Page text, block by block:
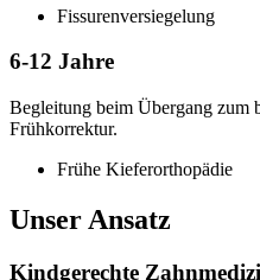
Fissurenversiegelung
6-12 Jahre
Begleitung beim Übergang zum
Frühkorrektur.
Frühe Kieferorthopädie
Unser Ansatz
Kindgerechte